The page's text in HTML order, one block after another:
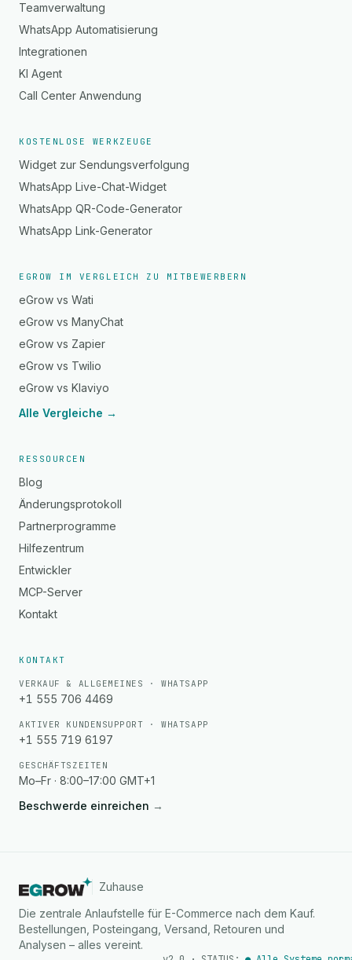
Teamverwaltung
WhatsApp Automatisierung
Integrationen
KI Agent
Call Center Anwendung
KOSTENLOSE WERKZEUGE
Widget zur Sendungsverfolgung
WhatsApp Live-Chat-Widget
WhatsApp QR-Code-Generator
WhatsApp Link-Generator
EGROW IM VERGLEICH ZU MITBEWERBERN
eGrow vs Wati
eGrow vs ManyChat
eGrow vs Zapier
eGrow vs Twilio
eGrow vs Klaviyo
Alle Vergleiche →
RESSOURCEN
Blog
Änderungsprotokoll
Partnerprogramme
Hilfezentrum
Entwickler
MCP-Server
Kontakt
KONTAKT
VERKAUF & ALLGEMEINES · WHATSAPP
+1 555 706 4469
AKTIVER KUNDENSUPPORT · WHATSAPP
+1 555 719 6197
GESCHÄFTSZEITEN
Mo–Fr · 8:00–17:00 GMT+1
Beschwerde einreichen →
Zuhause
Die zentrale Anlaufstelle für E-Commerce nach dem Kauf.
Bestellungen, Posteingang, Versand, Retouren und
Analysen – alles vereint.
Unterstützung
Antwortet normalerweise innerhalb von Minuten